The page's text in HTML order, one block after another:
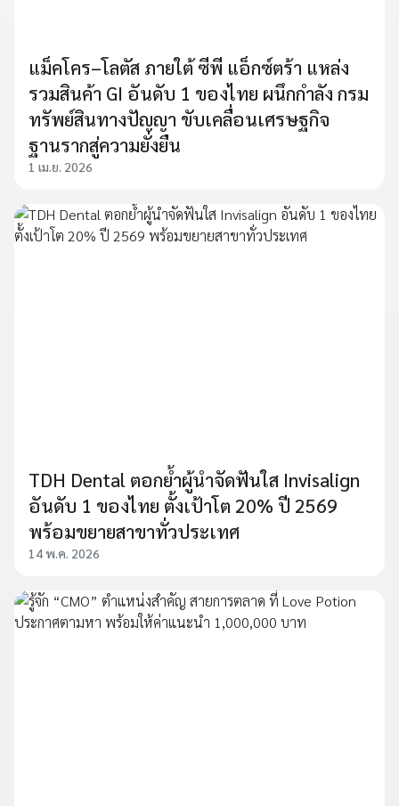
แม็คโคร–โลตัส ภายใต้ ซีพี แอ็กซ์ตร้า แหล่ง
รวมสินค้า GI อันดับ 1 ของไทย ผนึกกำลัง กรม
ทรัพย์สินทางปัญญา ขับเคลื่อนเศรษฐกิจ
ฐานรากสู่ความยั่งยืน
1 เม.ย. 2026
TDH Dental ตอกย้ำผู้นำจัดฟันใส Invisalign
อันดับ 1 ของไทย ตั้งเป้าโต 20% ปี 2569
พร้อมขยายสาขาทั่วประเทศ
14 พ.ค. 2026